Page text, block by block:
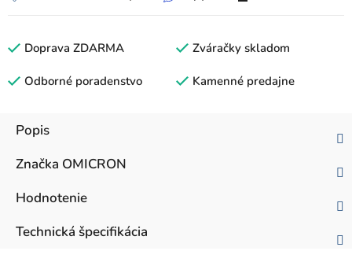
Doprava ZDARMA Zváračky skladom
Odborné poradenstvo Kamenné predajne
Popis
Značka OMICRON
Hodnotenie
Technická špecifikácia